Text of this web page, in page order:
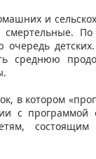
и
смертельные.
среднюю
в котором
с программой